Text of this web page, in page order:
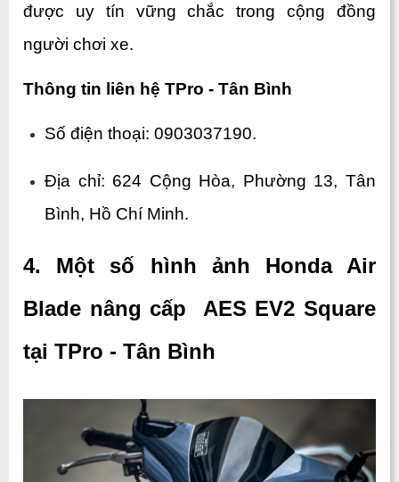
được uy tín vững chắc trong cộng đồng
người chơi xe.
Thông tin liên hệ TPro - Tân Bình
Số điện thoại: 0903037190.
Địa chỉ: 624 Cộng Hòa, Phường 13, Tân
Bình, Hồ Chí Minh.
4. Một số hình ảnh Honda Air
Blade nâng cấp  AES EV2 Square
tại TPro - Tân Bình